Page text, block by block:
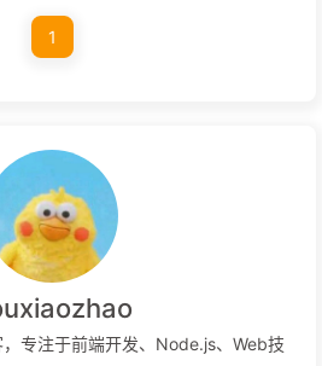
1
专注于前端开发、Node.js、Web技